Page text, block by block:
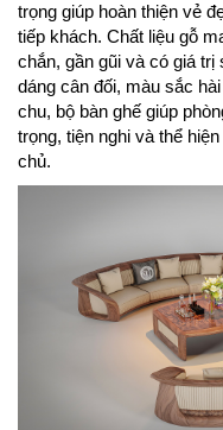
trọng giúp hoàn thiện vẻ
tiếp khách. Chất liệu gỗ
chắn, gần gũi và có giá
dáng cân đối, màu sắc
chu, bộ bàn ghế giúp
trọng, tiện nghi và thể
chủ.